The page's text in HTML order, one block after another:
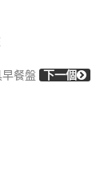
餐盤 下一個